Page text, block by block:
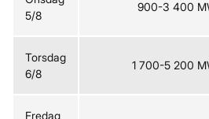
5/8
900-3 400
Torsdag
6/8
1 700-5 200
Fredag